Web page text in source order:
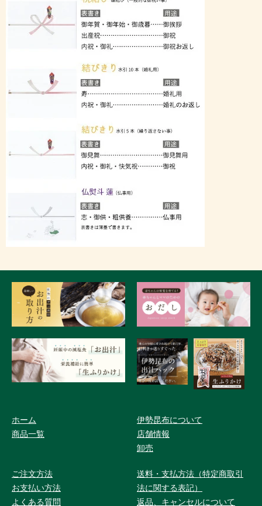
ホーム
商品一覧
伊勢昆布について
店舗情報
卸売
ご注文方法
お支払い方法
よくある質問
送料・支払方法（特定商取引
法に関する表記）
返品、キャンセルについて